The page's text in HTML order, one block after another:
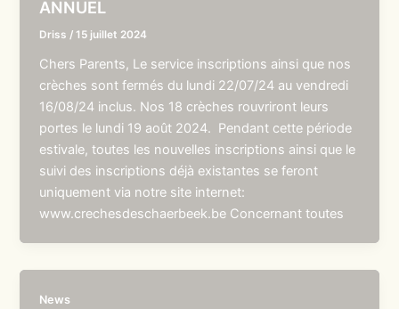
ANNUEL
Driss /15 juillet 2024
Chers Parents, Le service inscriptions ainsi que nos
crèches sont fermés du lundi 22/07/24 au vendredi
16/08/24 inclus. Nos 18 crèches rouvriront leurs
portes le lundi 19 août 2024. Pendant cette période
estivale, toutes les nouvelles inscriptions ainsi que le
suivi des inscriptions déjà existantes se feront
uniquement via notre site internet:
www.crechesdeschaerbeek.be Concernant toutes
News